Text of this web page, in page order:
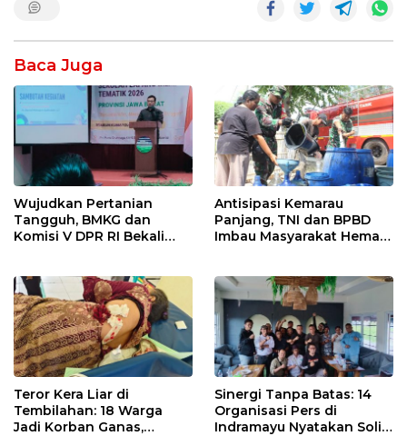
Baca Juga
Wujudkan Pertanian
Tangguh, BMKG dan
Komisi V DPR RI Bekali
Antisipasi Kemarau
Panjang, TNI dan BPBD
Imbau Masyarakat Hemat
Teror Kera Liar di
Tembilahan: 18 Warga
Jadi Korban Ganas,
Sinergi Tanpa Batas: 14
Organisasi Pers di
Indramayu Nyatakan Solid